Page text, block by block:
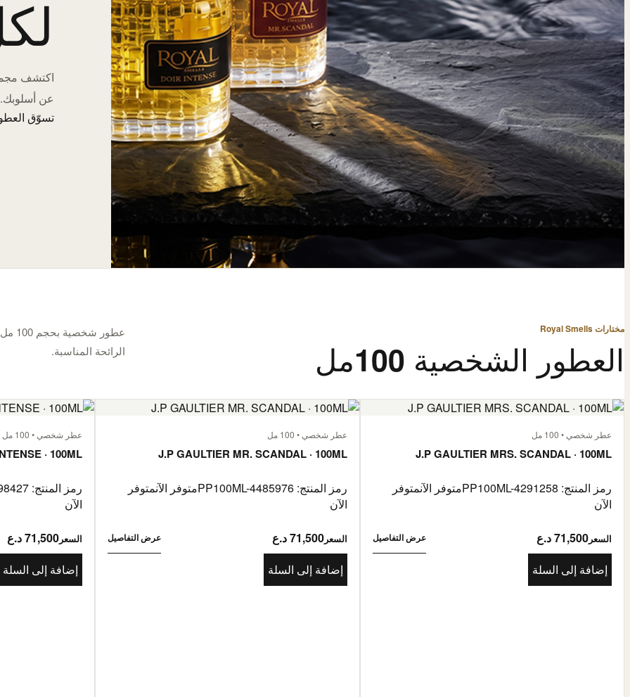
عن أسلوبك.
تسوّق العطور
مختارات Royal Smells
العطور الشخصية 100مل
الرائحة المناسبة.
عطر شخصي • 100 مل
J.P GAULTIER MRS. SCANDAL · 100ML
رمز المنتج: PP100ML-4291258 متوفر الآنمتوفر
الآن
السعر 71,500 د.ع عرض التفاصيل
إضافة إلى السلة
عطر شخصي • 100 مل
J.P GAULTIER MR. SCANDAL · 100ML
رمز المنتج: PP100ML-4485976 متوفر الآنمتوفر
الآن
السعر71,500 د.ع عرض التفاصيل
إضافة إلى السلة
عطر شخصي • 100 مل
· 100ML
رمز المنتج: PP100ML-4198427
الآن
السعر 71,500 د.ع
إضافة إلى السلة